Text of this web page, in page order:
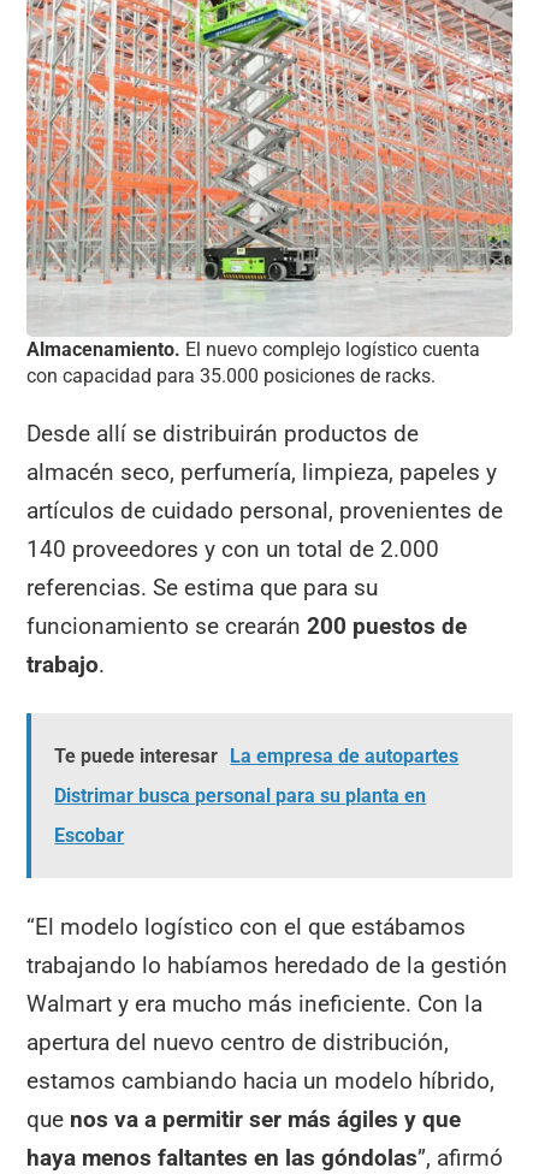
Almacenamiento. El nuevo complejo logístico cuenta
con capacidad para 35.000 posiciones de racks.
Desde allí se distribuirán productos de
almacén seco, perfumería, limpieza, papeles y
artículos de cuidado personal, provenientes de
140 proveedores y con un total de 2.000
referencias. Se estima que para su
funcionamiento se crearán200 puestos de
trabajo.
Te puede interesar
La empresa de autopartes
Distrimar busca personal para su planta en
Escobar
“El modelo logístico con el que estábamos
trabajando lo habíamos heredado de la gestión
Walmart y era mucho más ineficiente. Con la
apertura del nuevo centro de distribución,
estamos cambiando hacia un modelo híbrido,
que nos va a permitir ser más ágiles y que
haya menos faltantes en las góndolas”, afirmó